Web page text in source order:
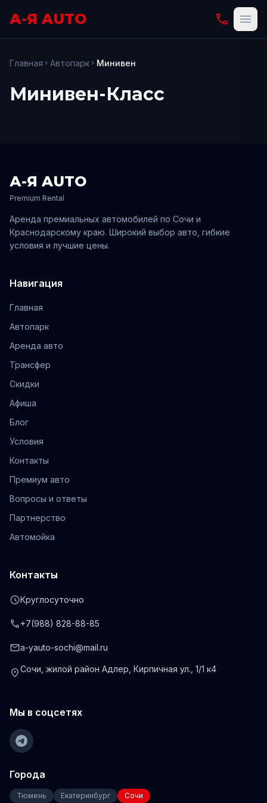
А-Я AUTO phone menu
Главная chevron_right Автопарк chevron_right Минивен
Минивен-Класс
А-Я AUTO
Premium Rental
Аренда премиальных автомобилей по Сочи и
Краснодарскому краю. Широкий выбор авто, гибкие
условия и лучшие цены.
Навигация
Главная
Автопарк
Аренда авто
Трансфер
Скидки
Афиша
Блог
Условия
Контакты
Премиум авто
Вопросы и ответы
Партнерство
Автомойка
Контакты
scheduleКруглосуточно
phone+7(988) 828-88-85
maila-yauto-sochi@mail.ru
location_onСочи, жилой район Адлер, Кирпичная ул., 1/1 к4
Мы в соцсетях
Города
Тюмень Екатеринбург Сочи